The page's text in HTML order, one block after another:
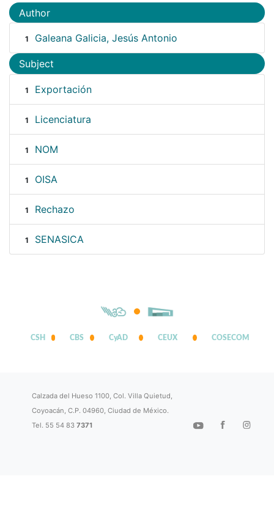
Author
1 Galeana Galicia, Jesús Antonio
Subject
1 Exportación
1 Licenciatura
1 NOM
1 OISA
1 Rechazo
1 SENASICA
CSH CBS CyAD CEUX COSECOM
Calzada del Hueso 1100, Col. Villa Quietud,
Coyoacán, C.P. 04960, Ciudad de México.
Tel. 55 54 837371